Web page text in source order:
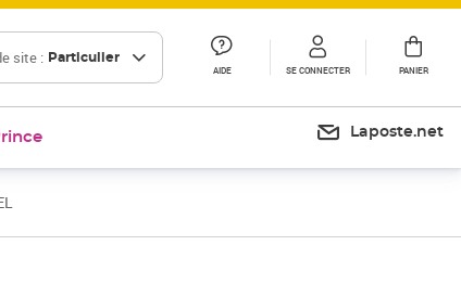
site : Particulier
AIDE SE CONNECTER PANIER
Laposte.net